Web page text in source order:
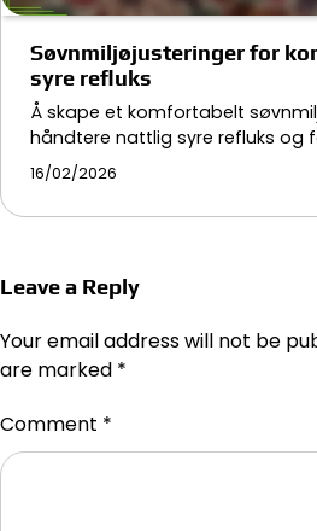
Søvnmiljøjusteringer for
syre refluks
Å skape et komfortabelt
håndtere nattlig syre refluks og
16/02/2026
Leave a Reply
Your email address will not be
are marked *
Comment *